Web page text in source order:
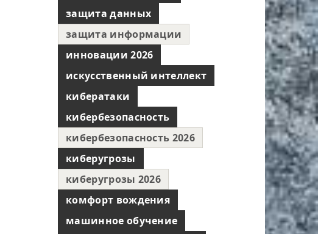
защита данных
защита информации
инновации 2026
искусственный интеллект
кибератаки
кибербезопасность
кибербезопасность 2026
киберугрозы
киберугрозы 2026
комфорт вождения
машинное обучение